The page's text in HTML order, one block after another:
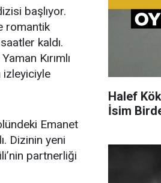
başlıyor.
romantik
kaldı.
Kırımlı
izleyiciyle
Emanet
Dizinin yeni
partnerliği
Halef
İsim